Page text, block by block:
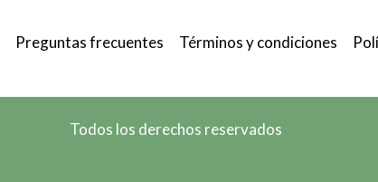
de
producto
Preguntas frecuentes Términos y condiciones
Todos los derechos reservados